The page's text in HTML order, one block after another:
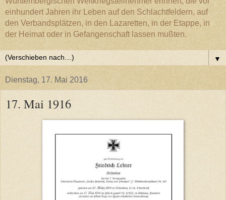
einhundert Jahren ihr Leben auf den Schlachtfeldern, auf
den Verbandsplätzen, in den Lazaretten, in der Etappe, in
der Heimat oder in Gefangenschaft lassen mußten.
▼
Dienstag, 17. Mai 2016
17. Mai 1916